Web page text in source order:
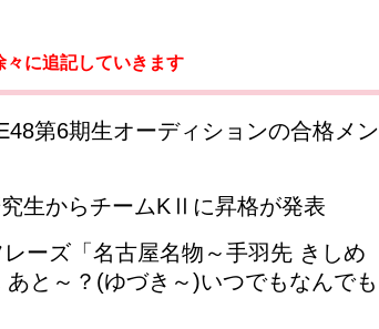
に追記していきます
第6期生オーディションの合格メン
生からチームKⅡに昇格が発表
ーズ「名古屋名物～手羽先 きしめ
と～？(ゆづき～)いつでもなんでも